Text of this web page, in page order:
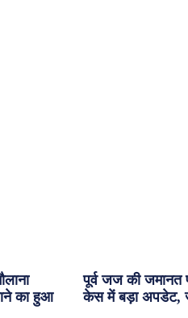
का हुआ
पूर्व जज की जमानत
केस में बड़ा अपडेट,